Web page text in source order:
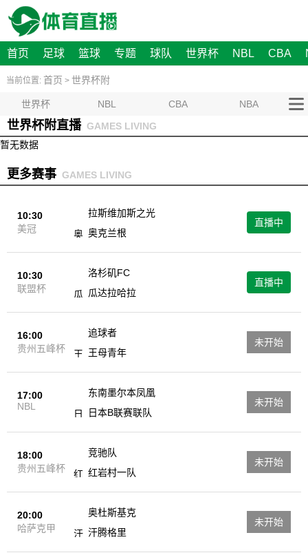
首页 足球 篮球 专题 球队 世界杯 NBL CBA
当前位置: 首页 > 世界杯附
世界杯 NBL CBA NBA
世界杯附直播 GAMES LIVING
暂无数据
更多赛事 GAMES LIVING
10:30
美冠
拉斯维加斯之光
奥克兰根
直播中
10:30
联盟杯
洛杉矶FC
瓜达拉哈拉
直播中
16:00
贵州五峰杯
追球者
王母青年
未开始
17:00
NBL
东南墨尔本凤凰
日本B联赛联队
未开始
18:00
贵州五峰杯
竞驰队
红岩村一队
未开始
20:00
哈萨克甲
奥杜斯基克
汗腾格里
未开始